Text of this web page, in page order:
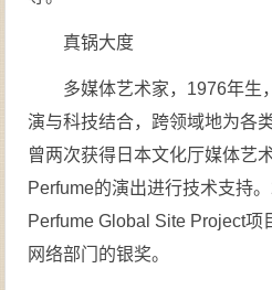
真锅大度
多媒体艺术家，1976年生
演与科技结合，跨领域地为各
曾两次获得日本文化厅媒体艺
Perfume的演出进行技术支持
Perfume Global Site Project项
网络部门的银奖。